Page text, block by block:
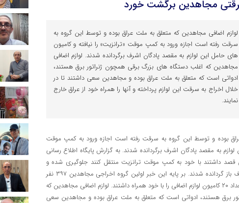
مجاهدین برگشت خورد
لوازم اضافی مجاهدین که متعلق به ملت عراق بوده و توسط این گروه به
سرقت رفته است اجازه ورود به کمپ موقت «ترانزیت» را نیافته و کامیون
های حامل این لوازم به مقصد پادگان اشرف برگردانده شدند. لوازم اضافی
مجاهدین که اغلب دستگاه های بزرگ برقی همچون ژنراتور برق هستند،
ادواتی است که متعلق به ملت عراق بوده و مجاهدین سعی داشتند تا در
خلال اخراج به سرقت این لوازم پرداخته و آنها را همراه خود از عراق خارج
نمایند.
بوده و توسط این گروه به سرقت رفته است اجازه ورود به کمپ موقت
لوازم به مقصد پادگان اشرف برگردانده شدند. به گزارش پایگاه اطلاع رسانی
قصد داشتند با خود به کمپ موقت ترانزیت منتقل کنند جلوگیری شده و
کامیون های حامل این لوازم به پادگان اشرف باز گردانده شدند. بر پایه این خبر اولین گروه اخراجی مجاهدین ۳۹۷ نفر
بودند که در ۱۸ اتوبوس جای داده شدند و تعداد ۲۰ کامیون لوازم اضافی را با خود همراه داشتند. لوازم اضافی مجاهدین که
برق هستند، ادواتی است که متعلق به ملت عراق بوده و مجاهدین سعی